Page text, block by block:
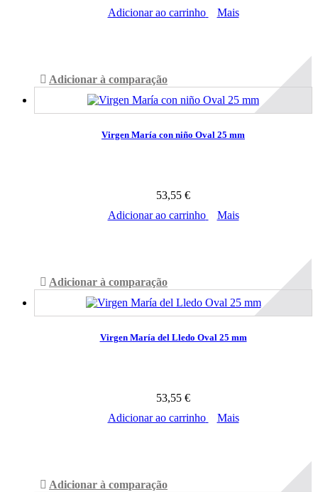
Adicionar ao carrinho
Mais
Adicionar à comparação
Virgen María con niño Oval 25 mm
53,55 €
Adicionar ao carrinho
Mais
Adicionar à comparação
Virgen María del Lledo Oval 25 mm
53,55 €
Adicionar ao carrinho
Mais
Adicionar à comparação